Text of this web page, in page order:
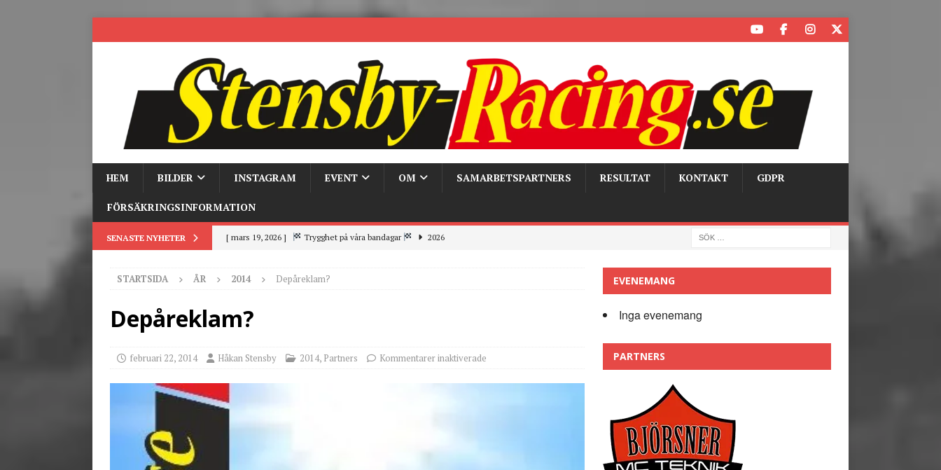
HEM BILDER INSTAGRAM EVENT OM SAMARBETSPARTNERS RESULTAT KONTAKT GDPR
FÖRSÄKRINGSINFORMATION
SENASTE NYHETER [ mars 19, 2026 ] Trygghet på våra bandagar 2026
[ juni 26, 2026 ] Back to the pits
STARTSIDA ÅR 2014 Depåreklam?
Depåreklam?
februari 22, 2014 Håkan Stensby 2014, Partners Kommentarer inaktiverade
EVENEMANG
Inga evenemang
PARTNERS